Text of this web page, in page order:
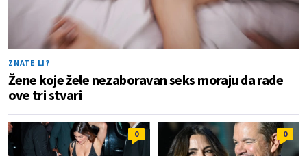
ZNATE LI?
Žene koje žele nezaboravan seks moraju da rade
ove tri stvari
0 0